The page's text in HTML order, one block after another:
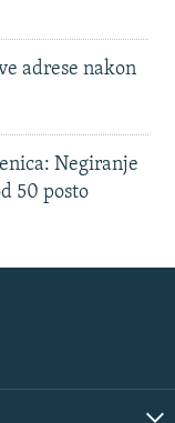
adrese nakon
Negiranje
50 posto